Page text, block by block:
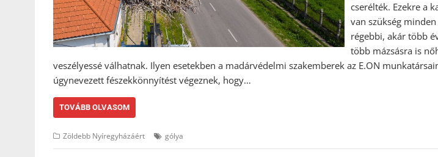
cserélték. Ezekre a
van szükség
régebbi, akár több
több mázsásra is
veszélyessé válhatnak. Ilyen esetekben a madárvédelmi szakemberek az E.ON
úgynevezett fészekkönnyítést végeznek, hogy…
TOVÁBB OLVASOM
Zöldebb Nyíregyházáért gólya